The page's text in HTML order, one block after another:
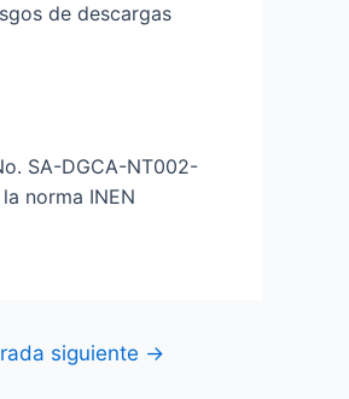
de descargas
SA-DGCA-NT002-
norma INEN
siguiente →